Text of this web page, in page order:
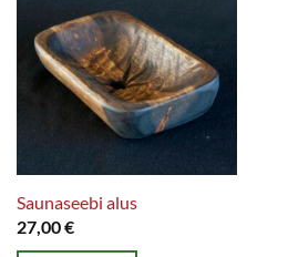
Saunaseebi alus
27,00€